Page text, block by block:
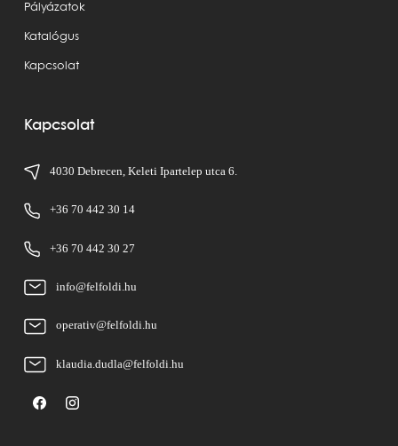
Pályázatok
Katalógus
Kapcsolat
Kapcsolat
4030 Debrecen, Keleti Ipartelep utca 6.
+36 70 442 30 14
+36 70 442 30 27
info@felfoldi.hu
operativ@felfoldi.hu
klaudia.dudla@felfoldi.hu